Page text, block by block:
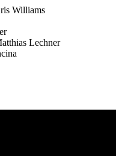
Williams
Lechner